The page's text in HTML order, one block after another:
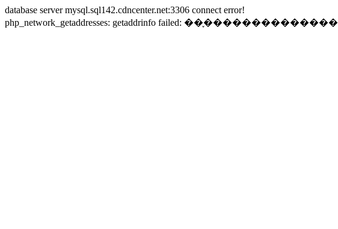
database server mysql.sql142.cdncenter.net:3306 connect error!
php_network_getaddresses: getaddrinfo failed: ��֪��������������